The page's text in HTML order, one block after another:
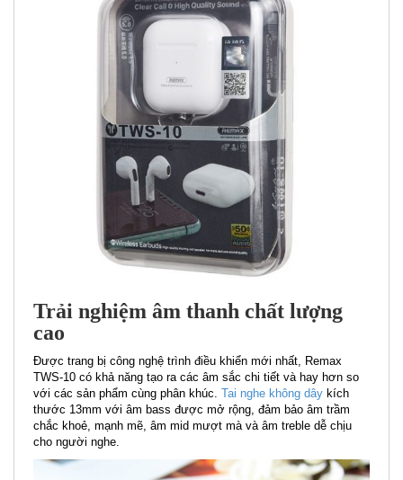
Trải nghiệm âm thanh chất lượng
cao
Được trang bị công nghệ trình điều khiển mới nhất, Remax
TWS-10 có khả năng tạo ra các âm sắc chi tiết và hay hơn so
với các sản phẩm cùng phân khúc. Tai nghe không dây kích
thước 13mm với âm bass được mở rộng, đảm bảo âm trầm
chắc khoẻ, mạnh mẽ, âm mid mượt mà và âm treble dễ chịu
cho người nghe.